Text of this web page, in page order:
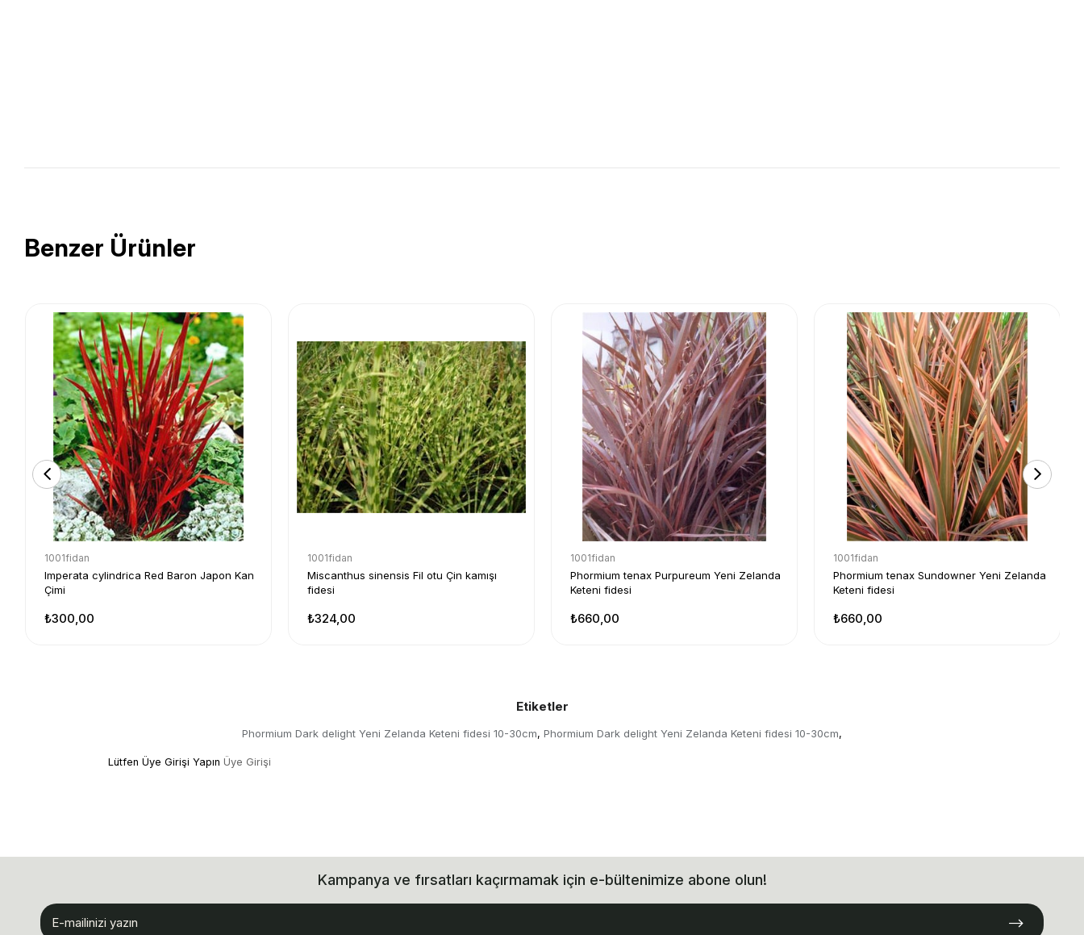
Benzer Ürünler
1001fidan
Imperata cylindrica Red Baron Japon Kan
Çimi
₺300,00
1001fidan
Miscanthus sinensis Fil otu Çin kamışı
fidesi
₺324,00
1001fidan
Phormium tenax Purpureum Yeni Zelanda
Keteni fidesi
₺660,00
1001fidan
Phormium tenax Sundowner Yeni Zelanda
Keteni fidesi
₺660,00
Etiketler
Phormium Dark delight Yeni Zelanda Keteni fidesi 10-30cm, Phormium Dark delight Yeni Zelanda Keteni fidesi 10-30cm,
Lütfen Üye Girişi Yapın Üye Girişi
Kampanya ve fırsatları kaçırmamak için e-bültenimize abone olun!